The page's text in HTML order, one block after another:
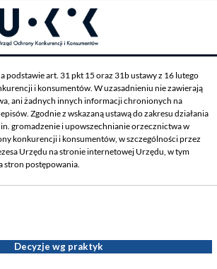
podstawie art. 31 pkt 15 oraz 31b ustawy z 16 lutego
i konsumentów. W uzasadnieniu nie zawierają
ani żadnych innych informacji chronionych na
Zgodnie z wskazaną ustawą do zakresu działania
gromadzenie i upowszechnianie orzecznictwa w
konkurencji i konsumentów, w szczególności przez
Urzędu na stronie internetowej Urzędu, w tym
stron postępowania.
Decyzje wg praktyk